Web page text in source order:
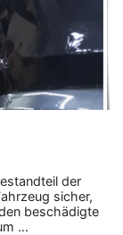
der
sicher,
beschädigte
...